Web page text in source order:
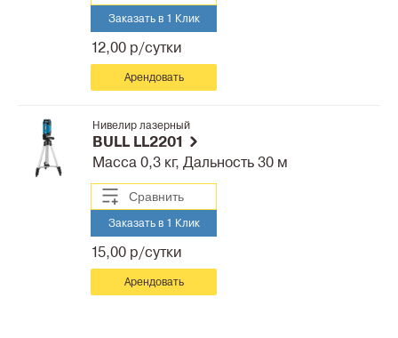
Арендовать
12,00 р/сутки
Заказать в 1 Клик
Нивелир лазерный
BULL LL2201
Масса 0,3 кг, Дальность 30 м
Арендовать
15,00 р/сутки
Заказать в 1 Клик
Сравнить